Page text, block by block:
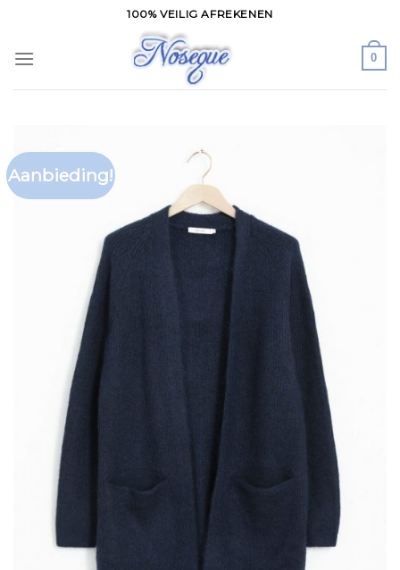
content
100% VEILIG AFREKENEN
0
Aanbieding!